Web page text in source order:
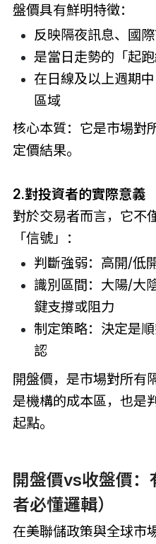
盤價具有鮮明特徵：
反映隔夜訊息、國
是當日走勢的「起跑
在日線及以上週期
區域
核心本質：它是市場對
定價結果。
2.對投資者的實際意義
對於交易者而言，它不
「信號」：
判斷強弱：高開/低
識別區間：大陽/大
鍵支撐或阻力
制定策略：決定是
認
開盤價，是市場對所有
是機構的成本區，也是
起點。
開盤價vs收盤價
者必懂邏輯）
在美聯儲政策與全球市